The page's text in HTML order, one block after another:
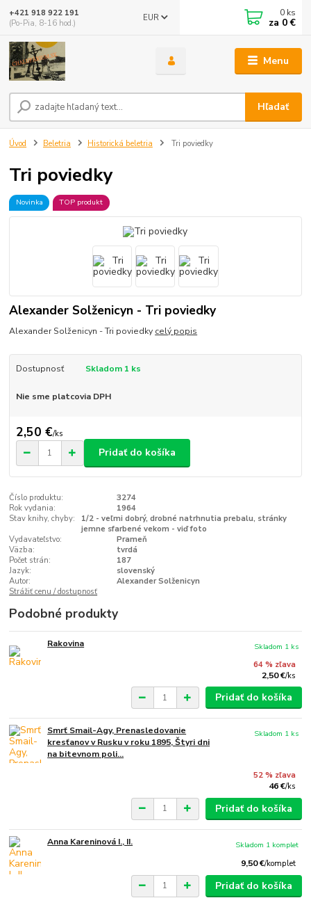
Menu
EUR
Hľadať
+421 918 922 191
(Po-Pia, 8-16 hod.)
0 ks
za 0 €
Úvod Beletria Historická beletria Tri poviedky
Tri poviedky
Novinka TOP produkt
Alexander Solženicyn - Tri poviedky
Alexander Solženicyn - Tri poviedky celý popis
Dostupnosť Skladom 1 ks
Nie sme platcovia DPH
2,50 €/ks
Pridať do košíka
Číslo produktu:
3274
Rok vydania:
1964
Stav knihy, chyby:
1/2 - veľmi dobrý, drobné natrhnutia prebalu, stránky
jemne sfarbené vekom - viď foto
Vydavateľstvo:
Prameň
Väzba:
tvrdá
Počet strán:
187
Jazyk:
slovenský
Autor:
Alexander Solženicyn
Strážiť cenu / dostupnosť
Podobné produkty
Rakovina
64 % zľava
2,50 €/ks
Skladom 1 ks
Pridať do košíka
Smrť Smail-Agy, Prenasledovanie
kresťanov v Rusku v roku 1895, Štyri dni
na bitevnom poli...
52 % zľava
46 €/ks
Skladom 1 ks
Pridať do košíka
Anna Kareninová I., II.
9,50 €/komplet
Skladom 1 komplet
Pridať do košíka